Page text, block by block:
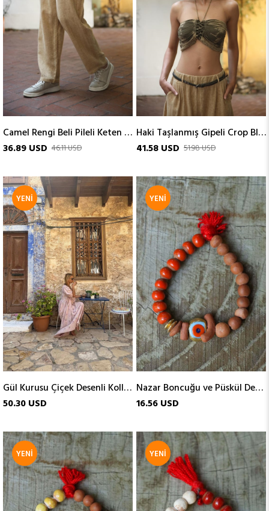
Camel Rengi Beli Pileli Keten Karışımlı Pantolon
36.89 USD 46.11 USD
Haki Taşlanmış Gipeli Crop Bluz
41.58 USD 51.98 USD
Gül Kurusu Çiçek Desenli Kolları Lastikli Elbise
50.30 USD
YENI
ÜRÜN
Nazar Boncuğu ve Püskül Detaylı Cam Bileklik
16.56 USD
YENI
ÜRÜN
YENI
ÜRÜN
YENI
ÜRÜN